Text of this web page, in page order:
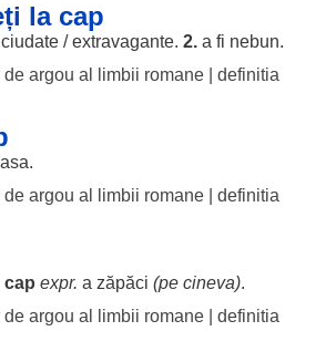
la cap
ciudate/extravagante. 2.a fi nebun.
argou al limbii romane| definitia
.
argou al limbii romane| definitia
cap expr. a zăpăci (pe cineva).
argou al limbii romane| definitia